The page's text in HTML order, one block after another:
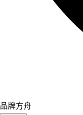
品牌方舟